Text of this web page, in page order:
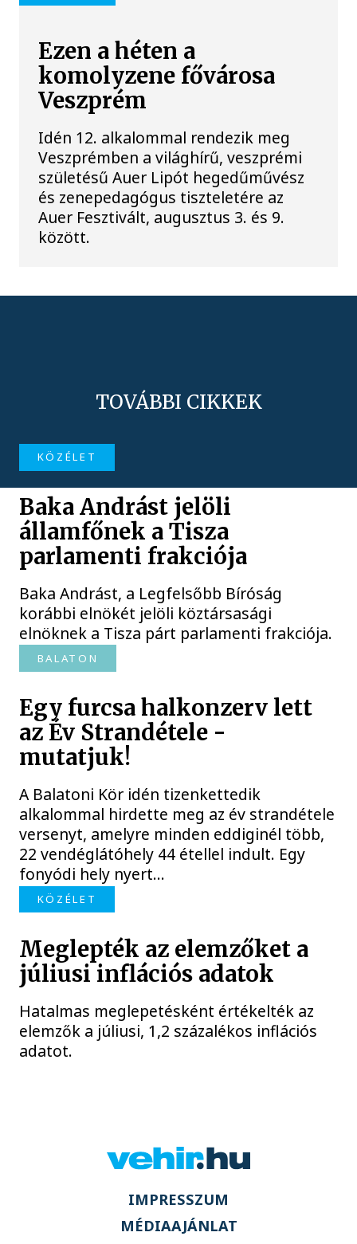
Ezen a héten a
komolyzene fővárosa
Veszprém
Idén 12. alkalommal rendezik meg
Veszprémben a világhírű, veszprémi
születésű Auer Lipót hegedűművész
és zenepedagógus tiszteletére az
Auer Fesztivált, augusztus 3. és 9.
között.
TOVÁBBI CIKKEK
KÖZÉLET
Baka Andrást jelöli
államfőnek a Tisza
parlamenti frakciója
Baka Andrást, a Legfelsőbb Bíróság
korábbi elnökét jelöli köztársasági
elnöknek a Tisza párt parlamenti frakciója.
BALATON
Egy furcsa halkonzerv lett
az Év Strandétele -
mutatjuk!
A Balatoni Kör idén tizenkettedik
alkalommal hirdette meg az év strandétele
versenyt, amelyre minden eddiginél több,
22 vendéglátóhely 44 étellel indult. Egy
fonyódi hely nyert...
KÖZÉLET
Meglepték az elemzőket a
júliusi inflációs adatok
Hatalmas meglepetésként értékelték az
elemzők a júliusi, 1,2 százalékos inflációs
adatot.
IMPRESSZUM
MÉDIAAJÁNLAT